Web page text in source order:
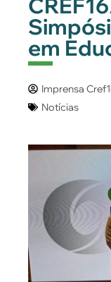
em
Imprensa
Notícias